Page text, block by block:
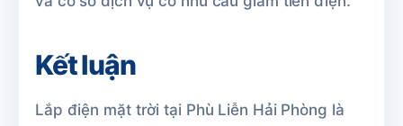
Kết luận
Lắp điện mặt trời tại Phù Liễn Hải Phòng là